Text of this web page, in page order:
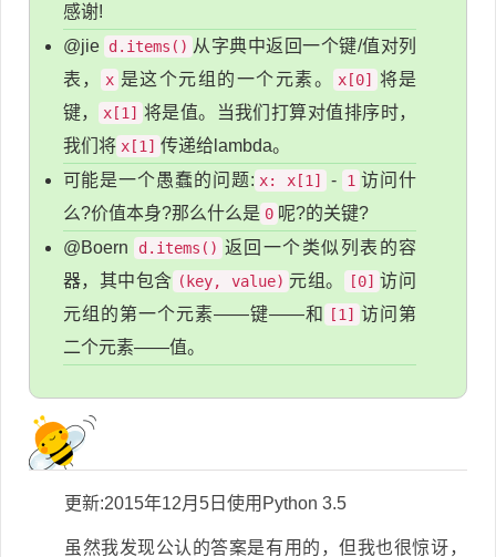
感谢!
@jie d.items() 从字典中返回一个键/值对列
表，
x 是这个元组的一个元素。 x[0] 将是
键，
x[1] 将是值。当我们打算对值排序时，
我们将 x[1] 传递给lambda。
可能是一个愚蠢的问题: x: x[1] - 1 访问什
么?价值本身?那么什么是 0 呢?的关键?
@Boern
d.items() 返回一个类似列表的容
器，其中包含 (key, value) 元组。 [0] 访问
元组的第一个元素——键——和
[1] 访问第
二个元素——值。
更新:2015年12月5日使用Python 3.5
虽然我发现公认的答案是有用的，但我也很惊讶，